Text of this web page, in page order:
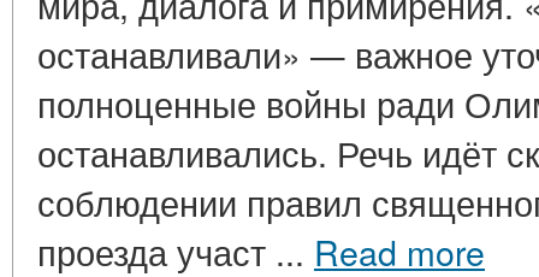
останавливали» — важное
полноценные войны ради
останавливались. Речь идёт
соблюдении правил
проезда участ ... Read more